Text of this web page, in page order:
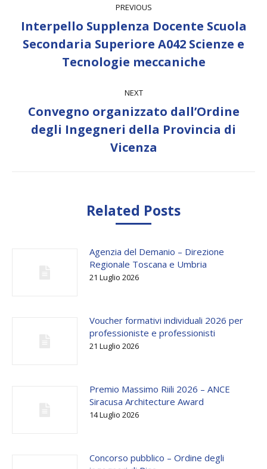
navigation
PREVIOUS
Previous
Interpello Supplenza Docente Scuola
Secondaria Superiore A042 Scienze e
Tecnologie meccaniche
NEXT
Next
Convegno organizzato dall’Ordine
degli Ingegneri della Provincia di
Vicenza
Related Posts
Agenzia del Demanio – Direzione
Regionale Toscana e Umbria
21 Luglio 2026
Voucher formativi individuali 2026 per
professioniste e professionisti
21 Luglio 2026
Premio Massimo Riili 2026 – ANCE
Siracusa Architecture Award
14 Luglio 2026
Concorso pubblico – Ordine degli